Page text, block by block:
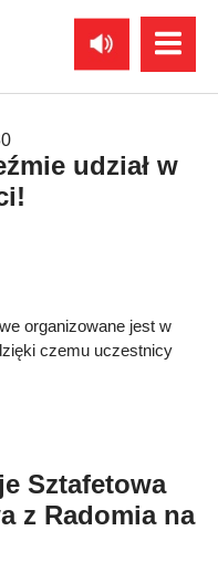
udział w
organizowane jest w
czemu uczestnicy
Sztafetowa
z Radomia na